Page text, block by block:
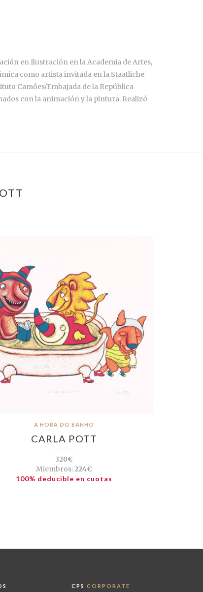
en Ilustración en la Academia de Artes,
como artista invitada en la Staatliche
Camôes/Embajada de la República
con la animación y la pintura. Realizó
A HORA DO BANHO
CARLA POTT
320€
Miembros:224€
100% deducible en cuotas
CPS CORPORATE